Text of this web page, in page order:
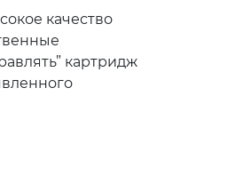
качество
картридж